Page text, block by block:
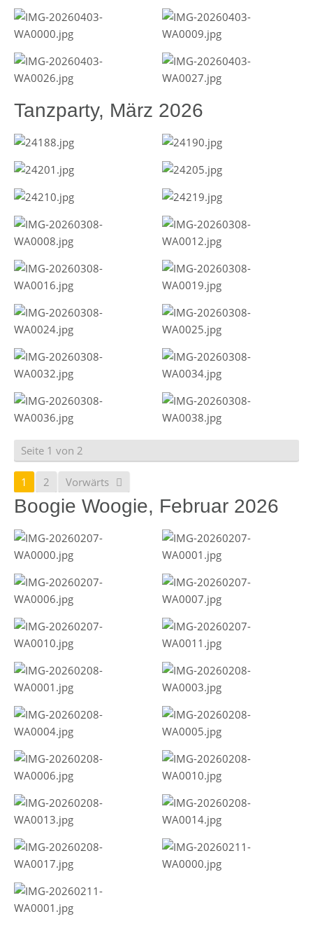
Tanzparty, März 2026
Seite 1 von 2
1 2 Vorwärts
Boogie Woogie, Februar 2026